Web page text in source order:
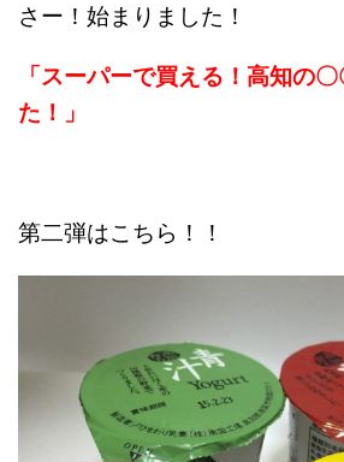
さー！始まりました！
「スーパーで買える！高知の
た！」
第二弾はこちら！！